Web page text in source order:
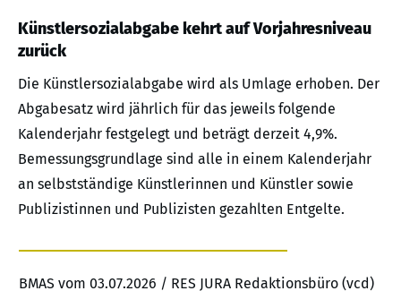
Künstlersozialabgabe kehrt auf Vorjahresniveau
zurück
Die Künstlersozialabgabe wird als Umlage erhoben. Der
Abgabesatz wird jährlich für das jeweils folgende
Kalenderjahr festgelegt und beträgt derzeit 4,9%.
Bemessungsgrundlage sind alle in einem Kalenderjahr
an selbstständige Künstlerinnen und Künstler sowie
Publizistinnen und Publizisten gezahlten Entgelte.
BMAS vom 03.07.2026 / RES JURA Redaktionsbüro (vcd)